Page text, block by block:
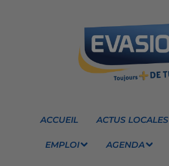
ACCUEIL ACTUS LOCALES
EMPLOI AGENDA